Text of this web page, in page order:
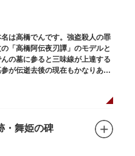
は高橋でんです。強盗殺人の罪
「高橋阿伝夜刃譚」のモデルと
の墓に参ると三味線が上達する
が伝逝去後の現在もかなりある
・舞姫の碑